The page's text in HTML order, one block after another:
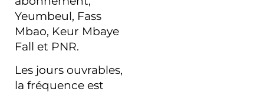
Yeumbeul, Fass
Mbao, Keur Mbaye
Fall et PNR.
Les jours ouvrables,
la fréquence est